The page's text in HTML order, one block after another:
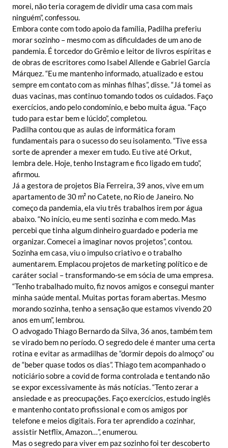
morei, não teria coragem de dividir uma casa com mais
ninguém”, confessou.
Embora conte com todo apoio da família, Padilha preferiu
morar sozinho – mesmo com as dificuldades de um ano de
pandemia. É torcedor do Grêmio e leitor de livros espíritas e
de obras de escritores como Isabel Allende e Gabriel García
Márquez. “Eu me mantenho informado, atualizado e estou
sempre em contato com as minhas filhas”, disse. “Já tomei as
duas vacinas, mas continuo tomando todos os cuidados. Faço
exercícios, ando pelo condomínio, e bebo muita água. “Faço
tudo para estar bem e lúcido”, completou.
Padilha contou que as aulas de informática foram
fundamentais para o sucesso do seu isolamento. “Tive essa
sorte de aprender a mexer em tudo. Eu tive até Orkut,
lembra dele. Hoje, tenho Instagram e fico ligado em tudo”,
afirmou.
Já a gestora de projetos Bia Ferreira, 39 anos, vive em um
apartamento de 30 m² no Catete, no Rio de Janeiro. No
começo da pandemia, ela viu três trabalhos irem por água
abaixo. “No início, eu me senti sozinha e com medo. Mas
percebi que tinha algum dinheiro guardado e poderia me
organizar. Comecei a imaginar novos projetos”, contou.
Sozinha em casa, viu o impulso criativo e o trabalho
aumentarem. Emplacou projetos de marketing político e de
caráter social – transformando-se em sócia de uma empresa.
“Tenho trabalhado muito, fiz novos amigos e consegui manter
minha saúde mental. Muitas portas foram abertas. Mesmo
morando sozinha, tenho a sensação que estamos vivendo 20
anos em um”, lembrou.
O advogado Thiago Bernardo da Silva, 36 anos, também tem
se virado bem no período. O segredo dele é manter uma certa
rotina e evitar as armadilhas de “dormir depois do almoço” ou
de “beber quase todos os dias”. Thiago tem acompanhado o
noticiário sobre a covid de forma controlada e tentando não
se expor excessivamente às más notícias. “Tento zerar a
ansiedade e as preocupações. Faço exercícios, estudo inglês
e mantenho contato profissional e com os amigos por
telefone e meios digitais. Fora ter aprendido a cozinhar,
assistir Netflix, Amazon…”, enumerou.
Mas o segredo para viver em paz sozinho foi ter descoberto